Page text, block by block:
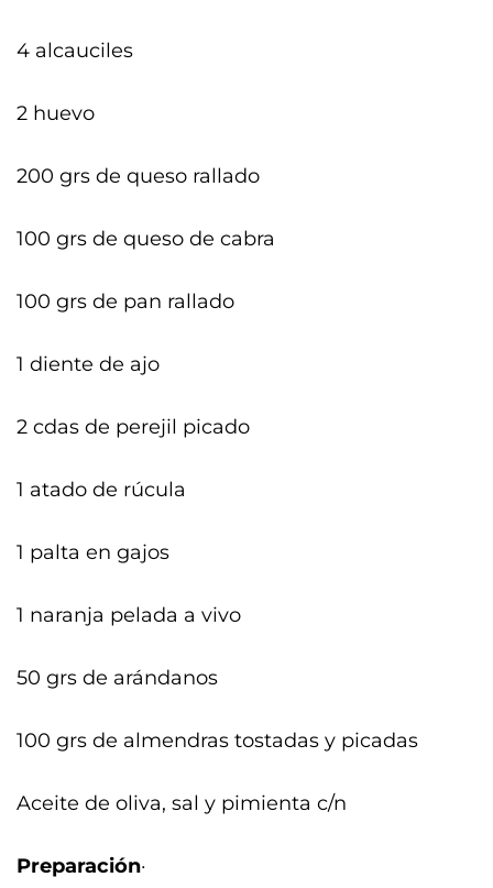
4 alcauciles
2 huevo
200 grs de queso rallado
100 grs de queso de cabra
100 grs de pan rallado
1 diente de ajo
2 cdas de perejil picado
1 atado de rúcula
1 palta en gajos
1 naranja pelada a vivo
50 grs de arándanos
100 grs de almendras tostadas y picadas
Aceite de oliva, sal y pimienta c/n
Preparación·